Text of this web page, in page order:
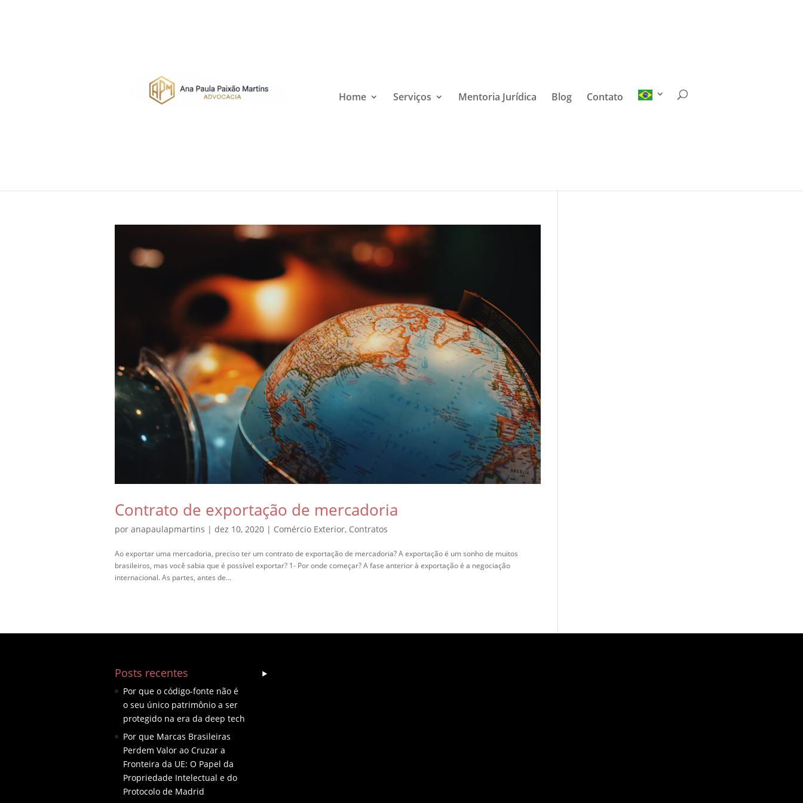
Home Serviços Mentoria Jurídica Blog Contato
Contrato de exportação de mercadoria
por anapaulapmartins | dez 10, 2020 | Comércio Exterior, Contratos
Ao exportar uma mercadoria, preciso ter um contrato de exportação de mercadoria? A exportação é um sonho de muitos
brasileiros, mas você sabia que é possível exportar? 1- Por onde começar? A fase anterior à exportação é a negociação
internacional. As partes, antes de...
Posts recentes
Por que o código-fonte não é
o seu único patrimônio a ser
protegido na era da deep tech
Por que Marcas Brasileiras
Perdem Valor ao Cruzar a
Fronteira da UE: O Papel da
Propriedade Intelectual e do
Protocolo de Madrid